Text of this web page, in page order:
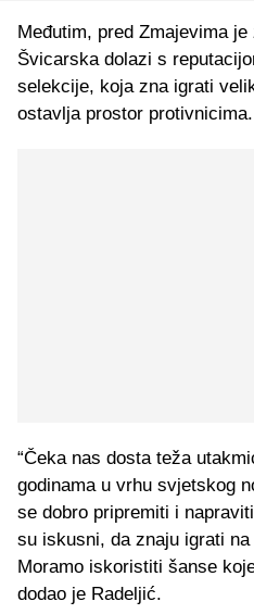
Međutim, pred Zmajevima
Švicarska dolazi s
selekcije, koja zna igrati
ostavlja prostor protivnicima.
“Čeka nas dosta teža
godinama u vrhu svjetskog
se dobro pripremiti i
su iskusni, da znaju igrati
Moramo iskoristiti šanse
dodao je Radeljić.